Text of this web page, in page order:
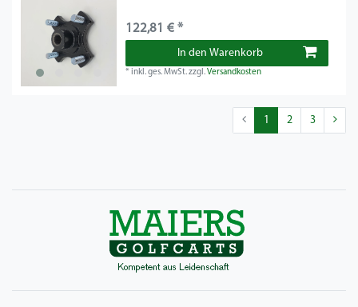
122,81 € *
In den Warenkorb
*inkl. ges. MwSt.zzgl.Versandkosten
1 2 3